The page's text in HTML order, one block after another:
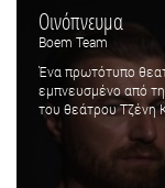
Οινόπνευμα
Boem Team
Ένα πρωτότυπο
εμπνευσμένο από
του θεάτρου Τζένη